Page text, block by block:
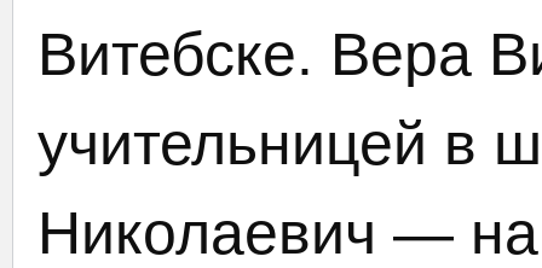
Витебске. Вера
учительницей в
Николаевич —